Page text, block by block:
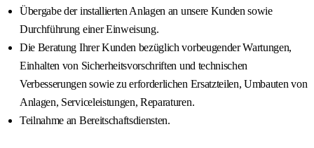
Übergabe der installierten Anlagen an unsere Kunden sowie
Durchführung einer Einweisung.
Die Beratung Ihrer Kunden bezüglich vorbeugender Wartungen,
Einhalten von Sicherheitsvorschriften und technischen
Verbesserungen sowie zu erforderlichen Ersatzteilen, Umbauten von
Anlagen, Serviceleistungen, Reparaturen.
Teilnahme an Bereitschaftsdiensten.